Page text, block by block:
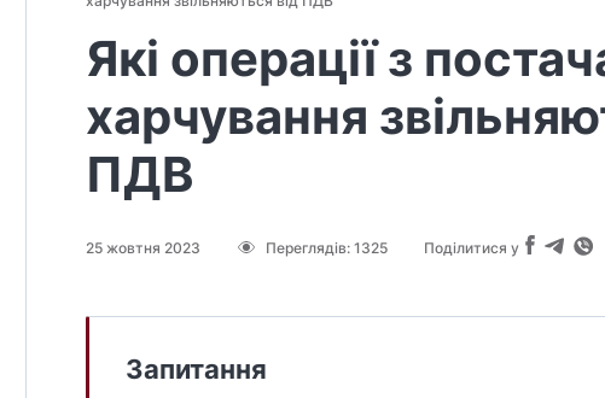
Які операції з
харчування
ПДВ
25 жовтня 2023 Переглядів: 1325 Поділитися у
Запитання